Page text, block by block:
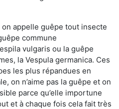
appelle guêpe tout insecte
commune
vulgaris ou la guêpe
la Vespula germanica. Ces
les plus répandues en
on n’aime pas la guêpe et on
parce qu’elle importune
et à chaque fois cela fait très